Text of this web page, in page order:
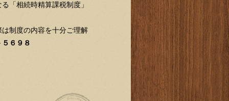
「相続時精算課税制度」
制度の内容を十分ご理解
６９８